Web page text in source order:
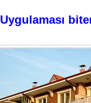
Uygulaması